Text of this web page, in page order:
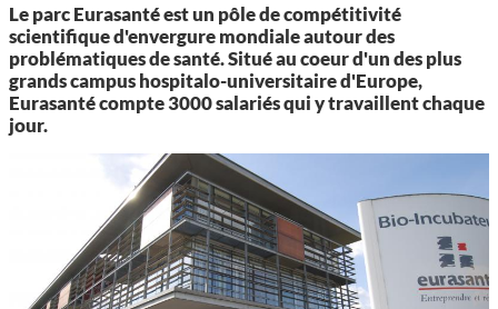
ECONOMIE ET EMPLOI
ENFANCE, JEUNESSE, ÉDUCATION, RESTAURATION
CCAS, SOLIDARITÉ ET SANTÉ
POLICE MUNICIPALE
Le parc Eurasanté est un pôle de compétitivité
scientifique d'envergure mondiale autour des
problématiques de santé. Situé au coeur d'un des plus
grands campus hospitalo-universitaire d'Europe,
Eurasanté compte 3000 salariés qui y travaillent chaque
jour.